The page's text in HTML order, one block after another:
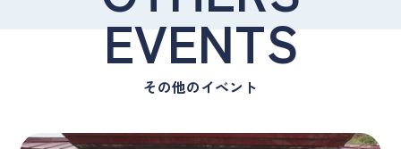
EVENTS
その他のイベント